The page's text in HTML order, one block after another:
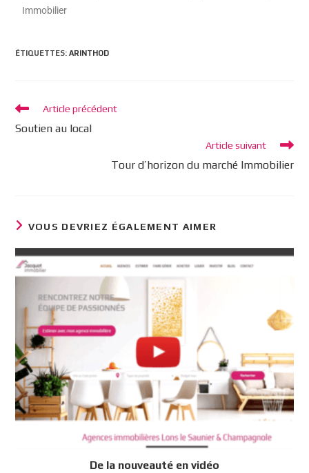
Immobilier
ÉTIQUETTES:ARINTHOD
Article précédent
Soutien au local
Article suivant
Tour d’horizon du marché Immobilier
VOUS DEVRIEZ ÉGALEMENT AIMER
De la nouveauté en vidéo